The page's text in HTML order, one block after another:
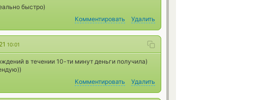
быстро)
Комментировать
Удалить
10:01
в течении 10-ти минут деньги получила)
Комментировать
Удалить